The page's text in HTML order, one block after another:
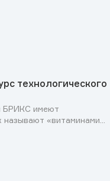
технологического
БРИКС имеют
«витаминами...